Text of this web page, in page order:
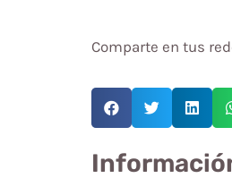
Comparte en tus